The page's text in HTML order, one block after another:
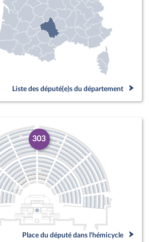
Liste des député(e)s du département
303
Place du député dans l'hémicycle